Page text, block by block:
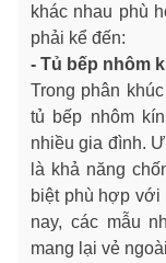
khác nhau phù
phải kể đến:
- Tủ bếp nhôm
Trong phân
tủ bếp nhôm
nhiều gia đình.
là khả năng
biệt phù hợp với
nay, các mẫu
mang lại vẻ